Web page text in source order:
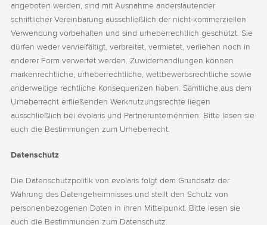
angeboten werden, sind mit Ausnahme anderslautender
schriftlicher Vereinbarung ausschließlich der nicht-kommerziellen
Verwendung vorbehalten und sind urheberrechtlich geschützt. Sie
dürfen weder vervielfältigt, verbreitet, vermietet, verliehen noch in
anderer Form verwertet werden. Zuwiderhandlungen können
markenrechtliche, urheberrechtliche, wettbewerbsrechtliche sowie
anderweitige rechtliche Konsequenzen haben. Sämtliche aus dem
Urheberrecht erfließenden Werknutzungsrechte liegen
ausschließlich bei evolaris und Partnerunternehmen. Bitte lesen sie
auch die Bestimmungen zum Urheberrecht.
Datenschutz
Die Datenschutzpolitik von evolaris folgt dem Grundsatz der
Wahrung des Datengeheimnisses und stellt den Schutz von
personenbezogenen Daten in ihren Mittelpunkt. Bitte lesen sie
auch die Bestimmungen zum Datenschutz.